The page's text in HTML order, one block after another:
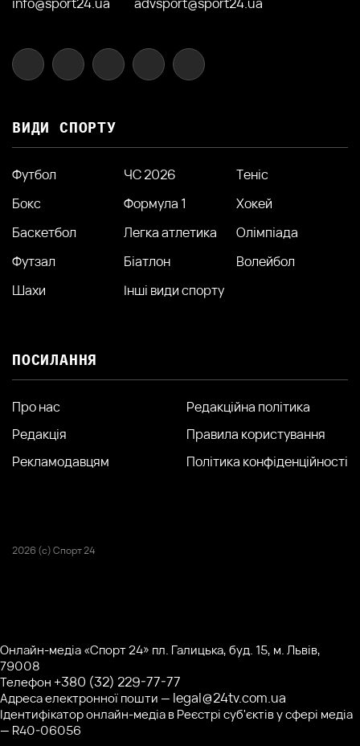
ВИДИ СПОРТУ
Футбол ЧС 2026
Теніс
Бокс
Формула 1
Хокей
Баскетбол
Легка атлетика
Олімпіада
Футзал
Біатлон
Волейбол
Шахи
Інші види спорту
ПОСИЛАННЯ
Про нас
Редакція
Рекламодавцям
Редакційна політика
Правила користування
Політика конфіденційності
2026 (с) Спорт 24
Онлайн-медіа «Спорт 24» пл. Галицька, буд. 15, м. Львів,
79008
Телефон +380 (32) 229-77-77
Адреса електронної пошти — legal@24tv.com.ua
Ідентифікатор онлайн-медіа в Реєстрі суб'єктів у сфері медіа
— R40-06056